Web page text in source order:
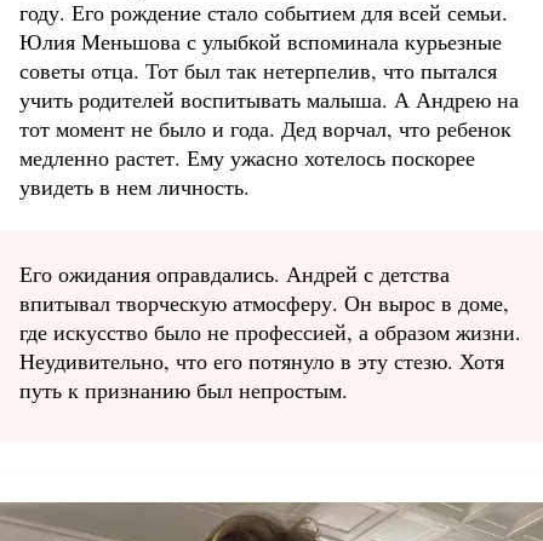
году. Его рождение стало событием для всей семьи.
Юлия Меньшова с улыбкой вспоминала курьезные
советы отца. Тот был так нетерпелив, что пытался
учить родителей воспитывать малыша. А Андрею на
тот момент не было и года. Дед ворчал, что ребенок
медленно растет. Ему ужасно хотелось поскорее
увидеть в нем личность.
Его ожидания оправдались. Андрей с детства
впитывал творческую атмосферу. Он вырос в доме,
где искусство было не профессией, а образом жизни.
Неудивительно, что его потянуло в эту стезю. Хотя
путь к признанию был непростым.